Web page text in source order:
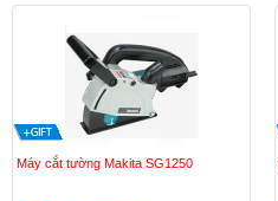
Máy cắt tường Makita SG1250